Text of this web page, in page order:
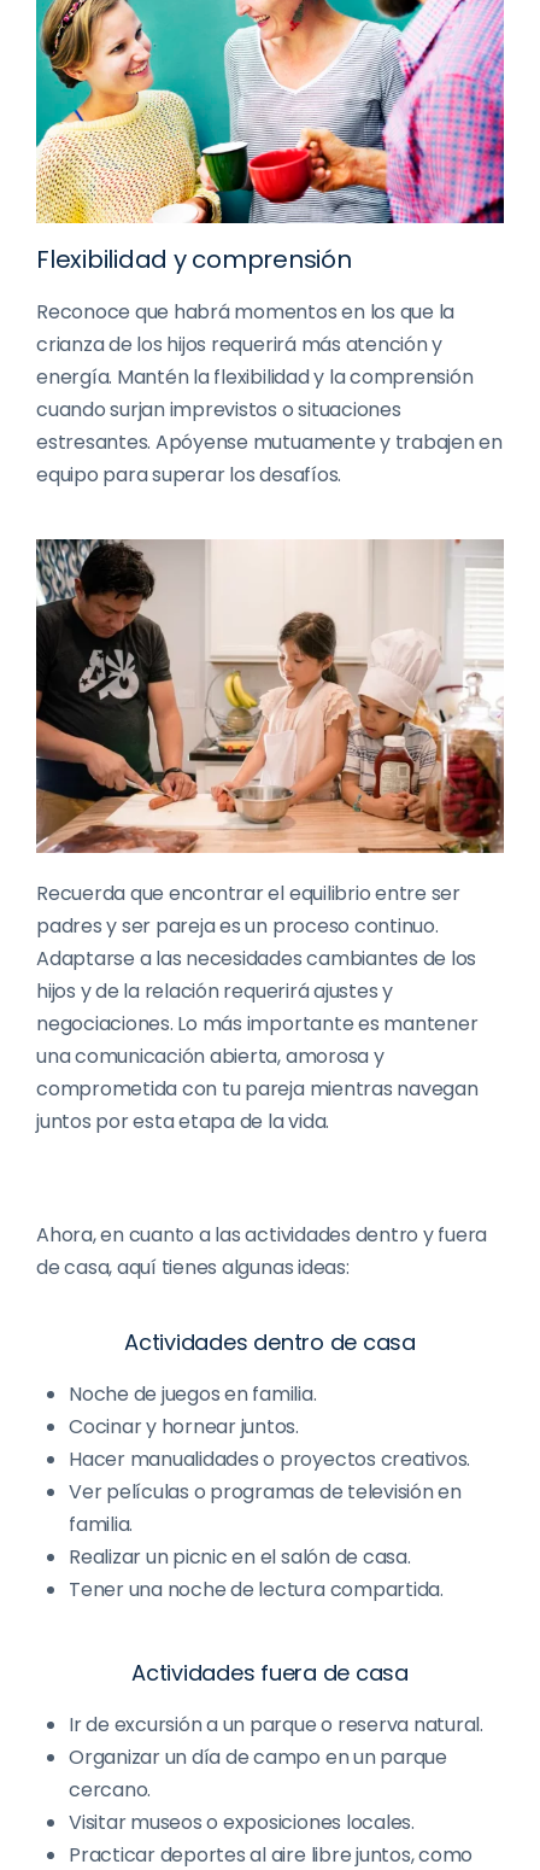
Flexibilidad y comprensión
Reconoce que habrá momentos en los que la
crianza de los hijos requerirá más atención y
energía. Mantén la flexibilidad y la comprensión
cuando surjan imprevistos o situaciones
estresantes. Apóyense mutuamente y trabajen en
equipo para superar los desafíos.
Recuerda que encontrar el equilibrio entre ser
padres y ser pareja es un proceso continuo.
Adaptarse a las necesidades cambiantes de los
hijos y de la relación requerirá ajustes y
negociaciones. Lo más importante es mantener
una comunicación abierta, amorosa y
comprometida con tu pareja mientras navegan
juntos por esta etapa de la vida.
Ahora, en cuanto a las actividades dentro y fuera
de casa, aquí tienes algunas ideas:
Actividades dentro de casa
Noche de juegos en familia.
Cocinar y hornear juntos.
Hacer manualidades o proyectos creativos.
Ver películas o programas de televisión en
familia.
Realizar un picnic en el salón de casa.
Tener una noche de lectura compartida.
Actividades fuera de casa
Ir de excursión a un parque o reserva natural.
Organizar un día de campo en un parque
cercano.
Visitar museos o exposiciones locales.
Practicar deportes al aire libre juntos, como